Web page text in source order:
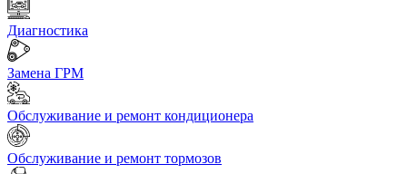
Диагностика
Замена ГРМ
Обслуживание и ремонт кондиционера
Обслуживание и ремонт тормозов